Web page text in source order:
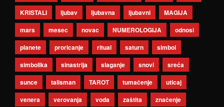
KRISTALI
ljubav ljubavna ljubavni
MAGIJA
mars
mesec novac NUMEROLOGIJA
odnosi
planete
proricanje ritual saturn
simbol
simbolika
sinastrija slaganje snovi
sreća
sunce
talisman TAROT tumačenje
uticaj
venera
verovanja voda zaštita značenje